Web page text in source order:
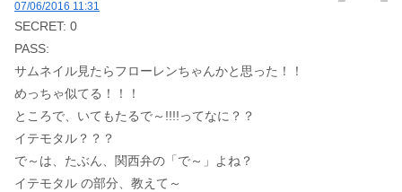
07/06/2016 11:31
SECRET: 0
PASS:
サムネイル見たらフローレンちゃんかと思った！！
めっちゃ似てる！！！
ところで、いてもたるで～!!!!ってなに？？
イテモタル？？？
で～は、たぶん、関西弁の「で～」よね？
イテモタル の部分、教えて～